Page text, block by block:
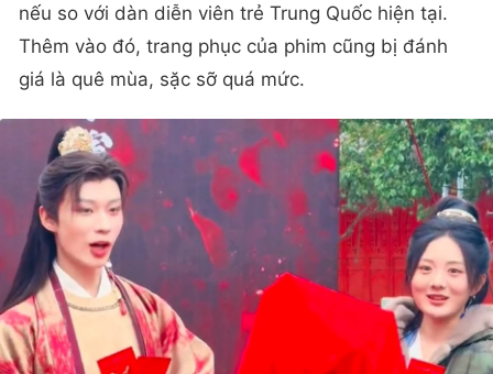
nếu so với dàn diễn viên trẻ Trung Quốc hiện tại.
Thêm vào đó, trang phục của phim cũng bị đánh
giá là quê mùa, sặc sỡ quá mức.